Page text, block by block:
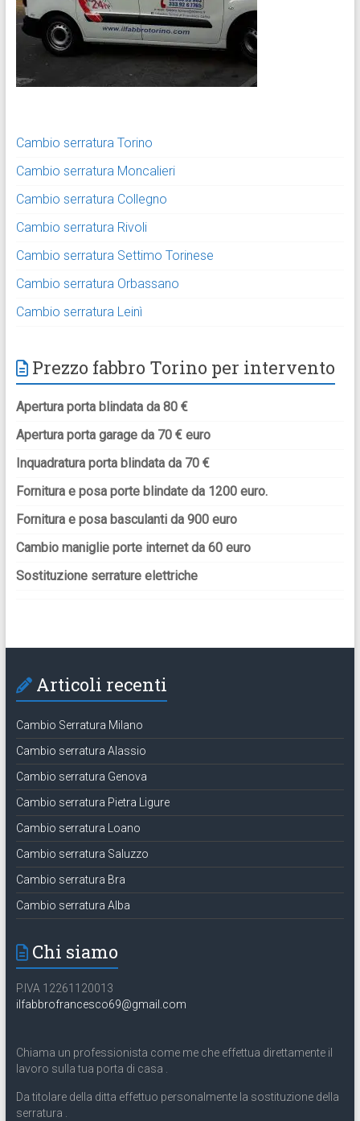
Cambio serratura Torino
Cambio serratura Moncalieri
Cambio serratura Collegno
Cambio serratura Rivoli
Cambio serratura Settimo Torinese
Cambio serratura Orbassano
Cambio serratura Leinì
Prezzo fabbro Torino per intervento
Apertura porta blindata da 80 €
Apertura porta garage da 70 € euro
Inquadratura porta blindata da 70 €
Fornitura e posa porte blindate da 1200 euro.
Fornitura e posa basculanti da 900 euro
Cambio maniglie porte internet da 60 euro
Sostituzione serrature elettriche
Articoli recenti
Cambio Serratura Milano
Cambio serratura Alassio
Cambio serratura Genova
Cambio serratura Pietra Ligure
Cambio serratura Loano
Cambio serratura Saluzzo
Cambio serratura Bra
Cambio serratura Alba
Chi siamo
P.IVA 12261120013
ilfabbrofrancesco69@gmail.com
Chiama un professionista come me che effettua direttamente il
lavoro sulla tua porta di casa .
Da titolare della ditta effettuo personalmente la sostituzione della
serratura .